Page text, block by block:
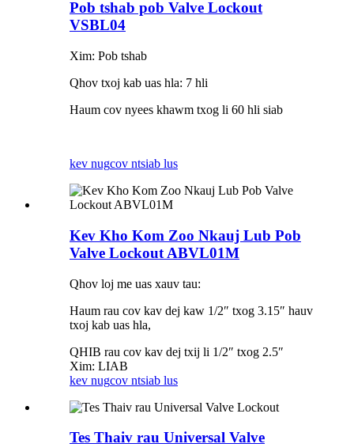
Pob tshab pob Valve Lockout
VSBL04
Xim: Pob tshab
Qhov txoj kab uas hla: 7 hli
Haum cov nyees khawm txog li 60 hli siab
kev nugcov ntsiab lus
Kev Kho Kom Zoo Nkauj Lub Pob
Valve Lockout ABVL01M
Qhov loj me uas xauv tau:
Haum rau cov kav dej kaw 1/2″ txog 3.15″ hauv
txoj kab uas hla,
QHIB rau cov kav dej txij li 1/2″ txog 2.5″
Xim: LIAB
kev nugcov ntsiab lus
Tes Thaiv rau Universal Valve